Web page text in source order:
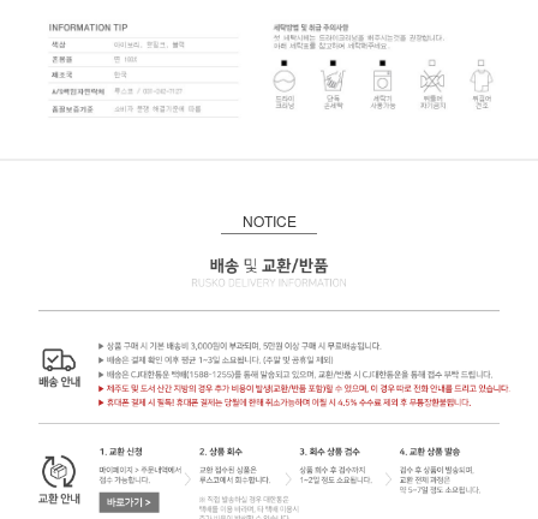
NOTICE